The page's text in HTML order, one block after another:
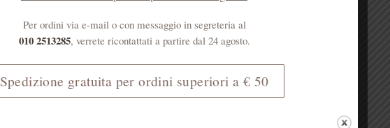
Per ordini via e-mail o con messaggio in segreteria al
010 2513285, verrete ricontattati a partire dal 24 agosto.
Spedizione gratuita per ordini superiori a € 50